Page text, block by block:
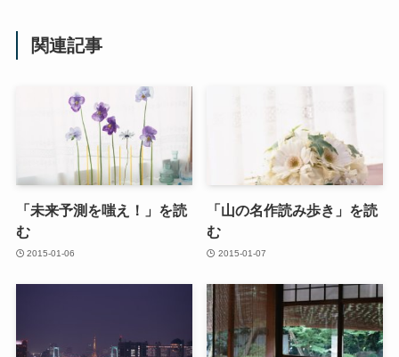
関連記事
「未来予測を嗤え！」を読
む
2015-01-06
「山の名作読み歩き」を読
む
2015-01-07